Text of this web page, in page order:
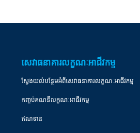
សេវាធនាគារលក្ខណៈអាជីវកម្ម
ស្វែងយល់បន្ថែមអំពីសេវាធនាគារលក្ខណៈអាជីវកម្ម
កញ្ចប់គណនីលក្ខណៈអាជីវកម្ម
ឥណទាន